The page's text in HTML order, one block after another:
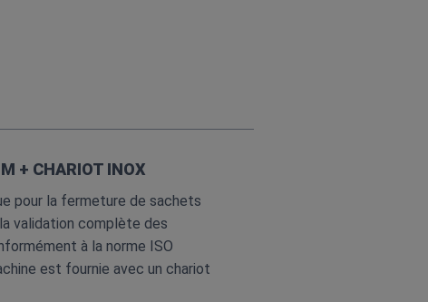
+ CHARIOT INOX
pour la fermeture de sachets
validation complète des
à la norme ISO
est fournie avec un chariot